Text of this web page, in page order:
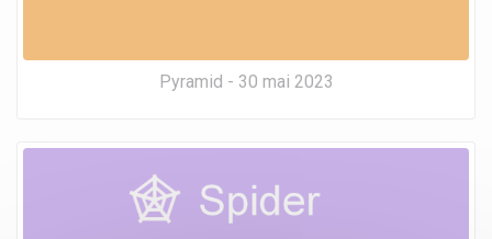
Pyramid - 30 mai 2023